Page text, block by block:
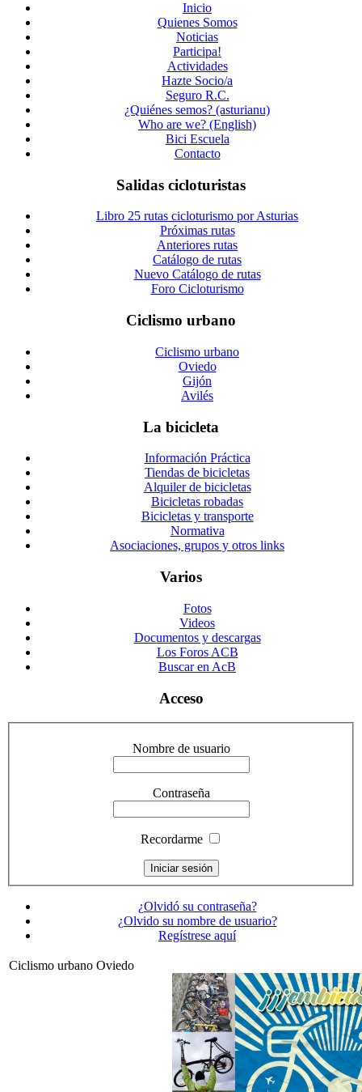
Inicio
Quienes Somos
Noticias
Participa!
Actividades
Hazte Socio/a
Seguro R.C.
¿Quiénes semos? (asturianu)
Who are we? (English)
Bici Escuela
Contacto
Salidas cicloturistas
Libro 25 rutas cicloturismo por Asturias
Próximas rutas
Anteriores rutas
Catálogo de rutas
Nuevo Catálogo de rutas
Foro Cicloturismo
Ciclismo urbano
Ciclismo urbano
Oviedo
Gijón
Avilés
La bicicleta
Información Práctica
Tiendas de bicicletas
Alquiler de bicicletas
Bicicletas robadas
Bicicletas y transporte
Normativa
Asociaciones, grupos y otros links
Varios
Fotos
Videos
Documentos y descargas
Los Foros ACB
Buscar en AcB
Acceso
Nombre de usuario
Contraseña
Recordarme
¿Olvidó su contraseña?
¿Olvido su nombre de usuario?
Regístrese aquí
Ciclismo urbano Oviedo